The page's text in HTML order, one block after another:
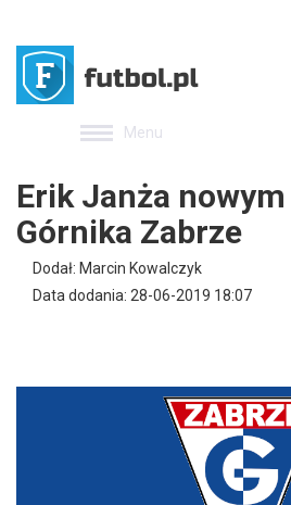
Menu
Erik Janża
Górnika Zabrze
Dodał: Marcin Kowalczyk
Data dodania: 28-06-2019 18:07